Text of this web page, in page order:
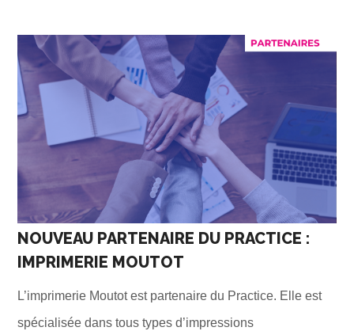
NOUVEAU PARTENAIRE DU PRACTICE :
IMPRIMERIE MOUTOT
L’imprimerie Moutot est partenaire du Practice. Elle est
spécialisée dans tous types d’impressions